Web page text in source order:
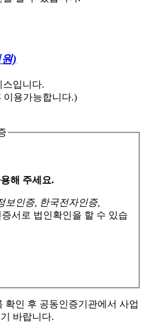
)
스입니다.
이용가능합니다.)
해 주세요.
보인증, 한국전자인증,
서로 법인확인을 할 수 있습
확인 후 공동인증기관에서 사업
바랍니다.